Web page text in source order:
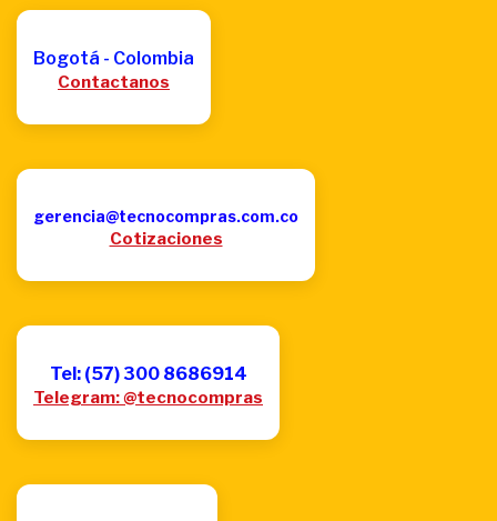
Bogotá - Colombia
Contactanos
gerencia@tecnocompras.com.co
Cotizaciones
Tel: (57) 300 8686914
Telegram: @tecnocompras